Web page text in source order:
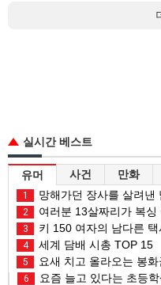
실시간 베스트
유머 사건 만화
1 망해가던 장사를 살려낸
2 여러분 13살짜리가 복싱
3 키 150 여자의 남다른
4 세계 담배 시총 TOP 15
5 요새 치고 올라오는 봉
6 요즘 늘고 있다는 초등